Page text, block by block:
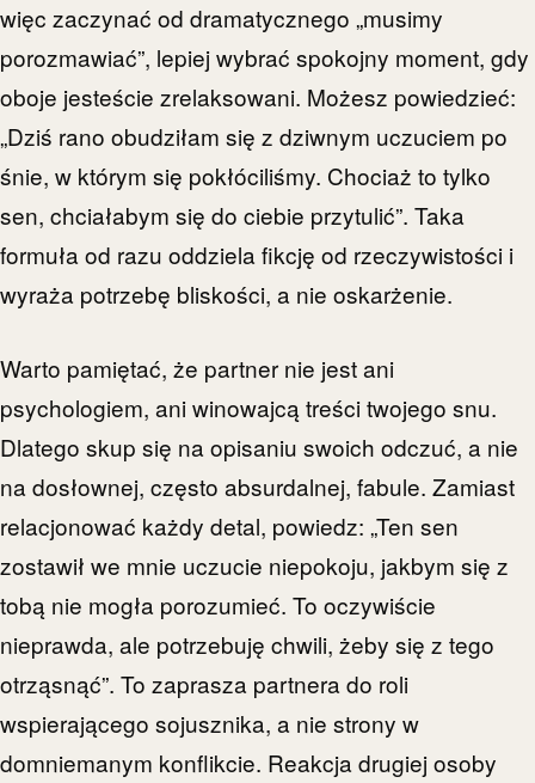
więc zaczynać od dramatycznego „musimy
porozmawiać”, lepiej wybrać spokojny moment, gdy
oboje jesteście zrelaksowani. Możesz powiedzieć:
„Dziś rano obudziłam się z dziwnym uczuciem po
śnie, w którym się pokłóciliśmy. Chociaż to tylko
sen, chciałabym się do ciebie przytulić”. Taka
formuła od razu oddziela fikcję od rzeczywistości i
wyraża potrzebę bliskości, a nie oskarżenie.
Warto pamiętać, że partner nie jest ani
psychologiem, ani winowajcą treści twojego snu.
Dlatego skup się na opisaniu swoich odczuć, a nie
na dosłownej, często absurdalnej, fabule. Zamiast
relacjonować każdy detal, powiedz: „Ten sen
zostawił we mnie uczucie niepokoju, jakbym się z
tobą nie mogła porozumieć. To oczywiście
nieprawda, ale potrzebuję chwili, żeby się z tego
otrząsnąć”. To zaprasza partnera do roli
wspierającego sojusznika, a nie strony w
domniemanym konflikcie. Reakcja drugiej osoby